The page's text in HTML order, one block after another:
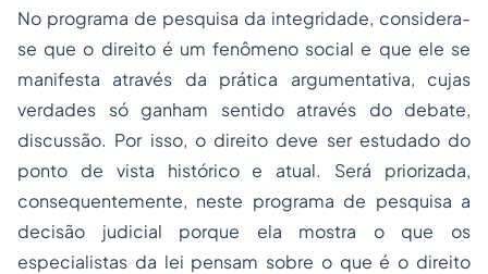
No programa de pesquisa da integridade, considera-
se que o direito é um fenômeno social e que ele se
manifesta através da prática argumentativa, cujas
verdades só ganham sentido através do debate,
discussão. Por isso, o direito deve ser estudado do
ponto de vista histórico e atual. Será priorizada,
consequentemente, neste programa de pesquisa a
decisão judicial porque ela mostra o que os
especialistas da lei pensam sobre o que é o direito